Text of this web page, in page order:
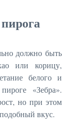
должно быть
или корицу,
белого и
«Зебра».
но при этом
вкус.